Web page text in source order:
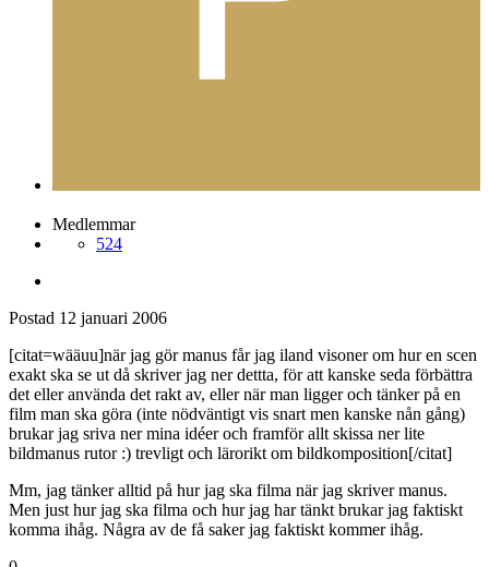
Medlemmar
524
Postad 12 januari 2006
[citat=wääuu]när jag gör manus får jag iland visoner om hur en scen
exakt ska se ut då skriver jag ner dettta, för att kanske seda förbättra
det eller använda det rakt av, eller när man ligger och tänker på en
film man ska göra (inte nödväntigt vis snart men kanske nån gång)
brukar jag sriva ner mina idéer och framför allt skissa ner lite
bildmanus rutor :) trevligt och lärorikt om bildkomposition[/citat]
Mm, jag tänker alltid på hur jag ska filma när jag skriver manus.
Men just hur jag ska filma och hur jag har tänkt brukar jag faktiskt
komma ihåg. Några av de få saker jag faktiskt kommer ihåg.